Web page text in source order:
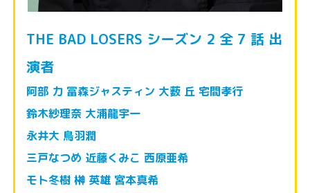
THE BAD LOSERS シーズン 2 全 7 話 出
演者
阿部 力 冨森ジャスティン 大薮 丘 宅間孝行
鈴木紗理奈 大浦龍宇一
永井大 鳥羽潤
三戸なつめ 近藤くみこ 西原亜希
モト冬樹 榊 英雄 宮本真希